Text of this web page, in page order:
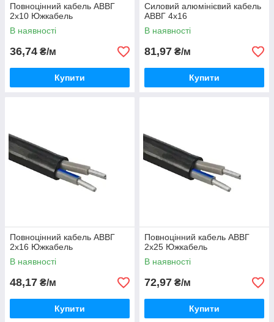
Повноцінний кабель АВВГ
2х10 Южкабель
В наявності
36,74 ₴/м
Купити
Силовий алюмінієвий кабель
АВВГ 4х16
В наявності
81,97 ₴/м
Купити
Повноцінний кабель АВВГ
2х16 Южкабель
В наявності
48,17 ₴/м
Купити
Повноцінний кабель АВВГ
2х25 Южкабель
В наявності
72,97 ₴/м
Купити